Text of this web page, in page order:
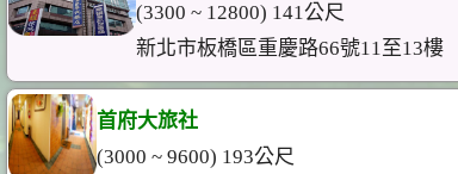
(3300 ~ 12800) 141公尺
新北市板橋區重慶路66號11至13樓
首府大旅社
(3000 ~ 9600) 193公尺